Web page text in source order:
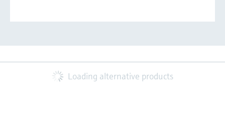
Loading alternative products